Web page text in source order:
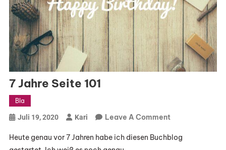
7 Jahre Seite 101
Bla
Juli 19, 2020 Kari Leave A CommentOn
Jahre
Heute genau vor 7 Jahren habe ich diesen Buchblog